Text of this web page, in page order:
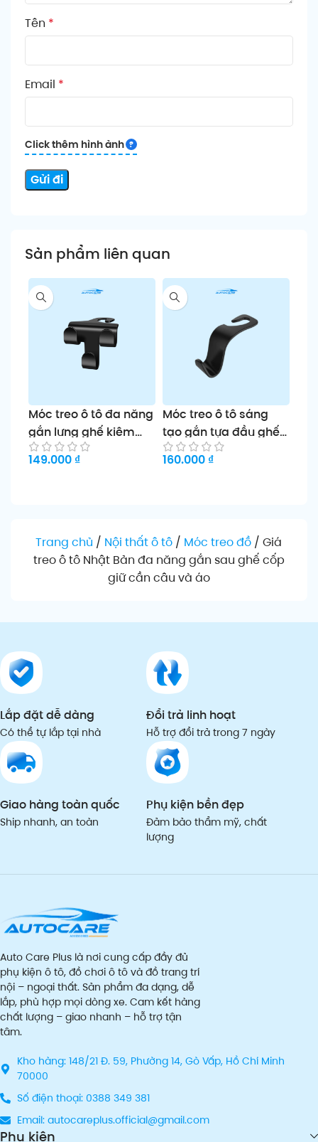
Tên *
Email *
Click thêm hình ảnh
Sản phẩm liên quan
Móc treo ô tô đa năng
gắn lưng ghế kiêm
giá đỡ điện thoại tiện
lợi
149.000 ₫
Móc treo ô tô sáng
tạo gắn tựa đầu ghế
sau tiện lợi để đồ nội
thất
160.000 ₫
Trang chủ / Nội thất ô tô / Móc treo đồ /Giá
treo ô tô Nhật Bản đa năng gắn sau ghế cốp
giữ cần câu và áo
Lắp đặt dễ dàng
Có thể tự lắp tại nhà
Đổi trả linh hoạt
Hỗ trợ đổi trả trong 7 ngày
Giao hàng toàn quốc
Ship nhanh, an toàn
Phụ kiện bền đẹp
Đảm bảo thẩm mỹ, chất
lượng
Auto Care Plus là nơi cung cấp đầy đủ
phụ kiện ô tô, đồ chơi ô tô và đồ trang trí
nội – ngoại thất. Sản phẩm đa dạng, dễ
lắp, phù hợp mọi dòng xe. Cam kết hàng
chất lượng – giao nhanh – hỗ trợ tận
tâm.
Kho hàng: 148/21 Đ. 59, Phường 14, Gò Vấp, Hồ Chí Minh
70000
Số điện thoại: 0388 349 381
Email: autocareplus.official@gmail.com
Phụ kiện